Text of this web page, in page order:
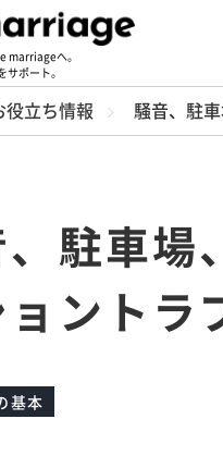
marriageへ。
ポート。
役立ち情報 騒音、駐
駐車場
ョントラ
基本